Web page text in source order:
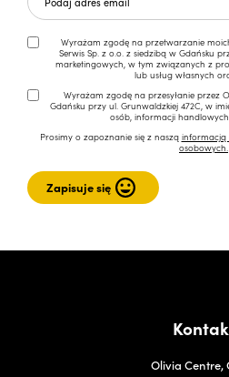
Wyrażam zgodę na przetwarzanie
Serwis Sp. z o.o. z siedzibą w Gdańsku
marketingowych, w tym związanych z
lub usług własnych
Wyrażam zgodę na przesyłanie przez
Gdańsku przy ul. Grunwaldzkiej 472C, w
osób, informacji
Prosimy o zapoznanie się z naszą informacją
osobowych.
Olivia Centre,